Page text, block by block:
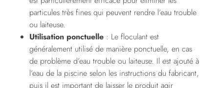
particules très fines qui peuvent rendre l’eau trouble
ou laiteuse.
Utilisation ponctuelle : Le floculant est
généralement utilisé de manière ponctuelle, en cas
de problème d’eau trouble ou laiteuse. Il est ajouté à
l’eau de la piscine selon les instructions du fabricant,
puis il est important de laisser le produit agir